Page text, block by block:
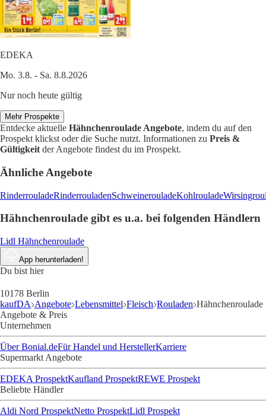
EDEKA
Mo. 3.8. - Sa. 8.8.2026
Nur noch heute gültig
Mehr Prospekte
Entdecke aktuelle Hähnchenroulade Angebote, indem du auf den
Prospekt klickst oder die Suche nutzt. Informationen zu Preis &
Gültigkeit der Angebote findest du im Prospekt.
Ähnliche Angebote
RinderrouladeRinderrouladenSchweinerouladeKohlroulade
Hähnchenroulade gibt es u.a. bei folgenden Händlern
Lidl Hähnchenroulade
App herunterladen!
Du bist hier
10178 Berlin
kaufDA Angebote Lebensmittel Fleisch Rouladen Hähnchenroulade
Angebote & Preis
Unternehmen
Über Bonial.deFür Handel und HerstellerKarriere
Supermarkt Angebote
EDEKA ProspektKaufland ProspektREWE Prospekt
Beliebte Händler
Aldi Nord ProspektNetto ProspektLidl Prospekt